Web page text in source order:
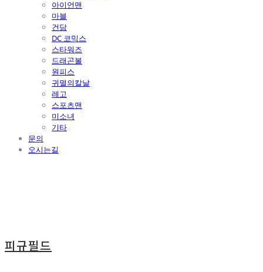
아이언맨
마블
건담
DC 코믹스
스타워즈
드래곤볼
원피스
귀멸의칼날
레고
스포츠맨
미소녀
기타
문의
오시는길
피규필드